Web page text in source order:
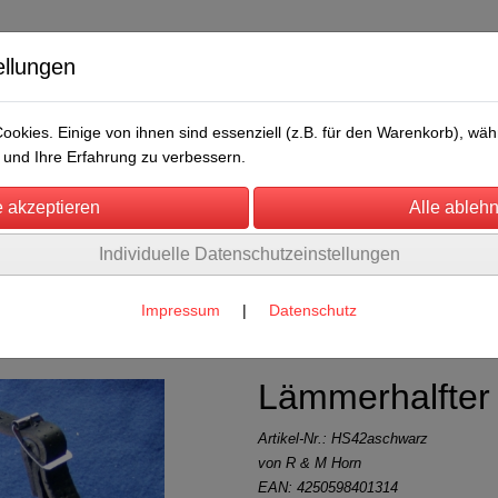
Über uns Umwelt Rechtliches
Lämmerhalfter
Artikel-Nr.: HS42aschwarz
von R & M Horn
EAN: 4250598401314
Einige von ihnen sind essenziell (z.B. für den Warenkorb),
Ihre Erfahrung zu verbessern.
Individuelle Datenschutzeinstellungen
Impressum | Datenschutz